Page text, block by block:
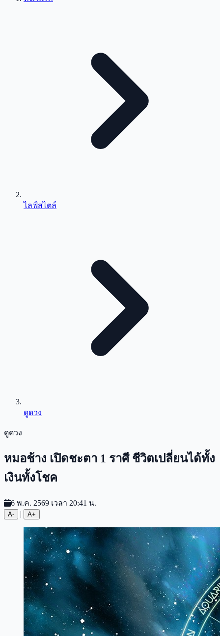
ไลฟ์สไตล์
ดูดวง
ดูดวง
หมอช้าง เปิดชะตา 1 ราศี ชีวิตเปลี่ยนได้ทั้ง
เงินทั้งโชค
6 พ.ค. 2569 เวลา 20:41 น.
A- | A+